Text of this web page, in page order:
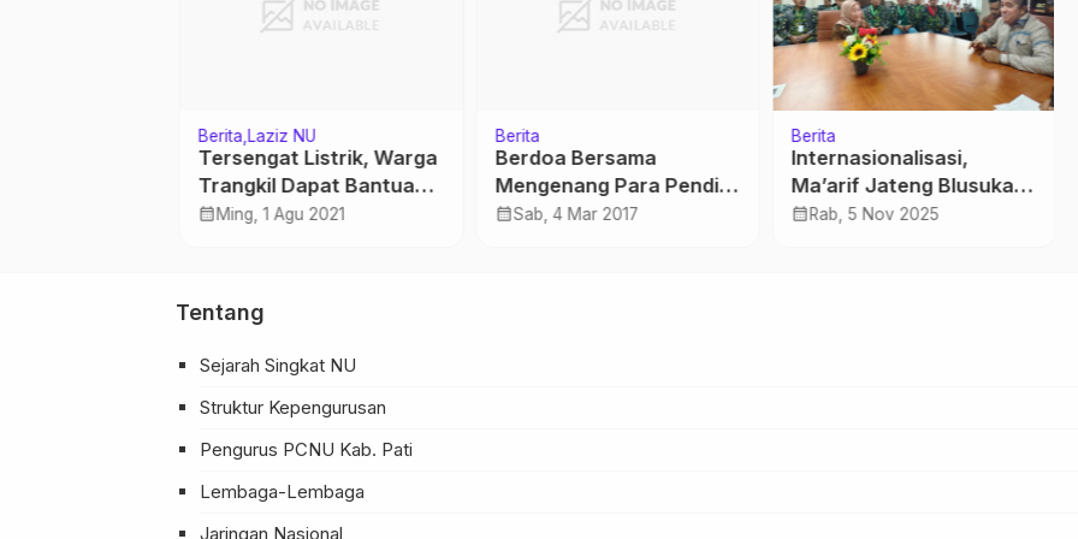
Berita Laziz NU
Tersengat Listrik, Warga
Trangkil Dapat Bantuan
dari Lazisnu
calendar_monthMing, 1 Agu 2021
Berita
Berdoa Bersama
Mengenang Para Pendiri
NU
calendar_monthSab, 4 Mar 2017
Berita
Internasionalisasi,
Ma’arif Jateng Blusukan
ke Sekolah Indonesia
calendar_monthRab, 5 Nov 2025
Tentang
Sejarah Singkat NU
Struktur Kepengurusan
Pengurus PCNU Kab. Pati
Lembaga-Lembaga
Jaringan Nasional